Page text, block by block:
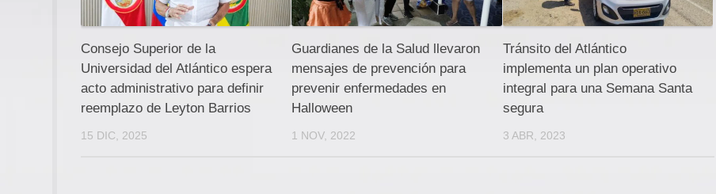
Consejo Superior de la
Universidad del Atlántico espera
acto administrativo para definir
reemplazo de Leyton Barrios
15 DIC, 2025
Guardianes de la Salud llevaron
mensajes de prevención para
prevenir enfermedades en
Halloween
1 NOV, 2022
Tránsito del Atlántico
implementa un plan operativo
integral para una Semana Santa
segura
3 ABR, 2023